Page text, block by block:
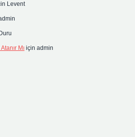
Levent
Duru
Mı için admin